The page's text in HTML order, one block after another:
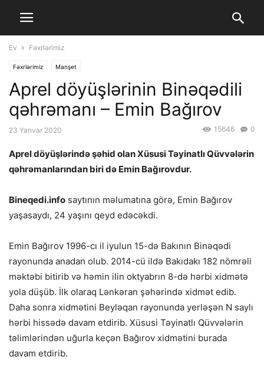
Ev Fəxrlərimiz
Fəxrlərimiz Manşet
Aprel döyüşlərinin Binəqədili
qəhrəmanı – Emin Bağırov
23 Yanvar 2020 0
15646
Aprel döyüşlərində şəhid olan Xüsusi Təyinatlı Qüvvələrin
qəhrəmanlarından biri də Emin Bağırovdur.
Bineqedi.info saytının məlumatına görə, Emin Bağırov
yaşasaydı, 24 yaşını qeyd edəcəkdi.
Emin Bağırov 1996-cı il iyulun 15-də Bakının Binəqədi
rayonunda anadan olub. 2014-cü ildə Bakıdakı 182 nömrəli
məktəbi bitirib və həmin ilin oktyabrın 8-də hərbi xidmətə
yola düşüb. İlk olaraq Lənkəran şəhərində xidmət edib.
Daha sonra xidmətini Beyləqan rayonunda yerləşən N saylı
hərbi hissədə davam etdirib. Xüsusi Təyinatlı Qüvvələrin
təlimlərindən uğurla keçən Bağırov xidmətini burada
davam etdirib.